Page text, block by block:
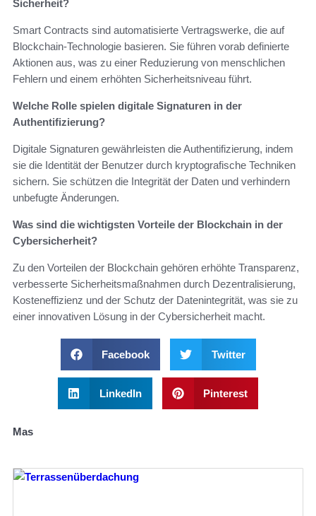
Sicherheit?
Smart Contracts sind automatisierte Vertragswerke, die auf
Blockchain-Technologie basieren. Sie führen vorab definierte
Aktionen aus, was zu einer Reduzierung von menschlichen
Fehlern und einem erhöhten Sicherheitsniveau führt.
Welche Rolle spielen digitale Signaturen in der
Authentifizierung?
Digitale Signaturen gewährleisten die Authentifizierung, indem
sie die Identität der Benutzer durch kryptografische Techniken
sichern. Sie schützen die Integrität der Daten und verhindern
unbefugte Änderungen.
Was sind die wichtigsten Vorteile der Blockchain in der
Cybersicherheit?
Zu den Vorteilen der Blockchain gehören erhöhte Transparenz,
verbesserte Sicherheitsmaßnahmen durch Dezentralisierung,
Kosteneffizienz und der Schutz der Datenintegrität, was sie zu
einer innovativen Lösung in der Cybersicherheit macht.
Facebook Twitter
LinkedIn Pinterest
Mas